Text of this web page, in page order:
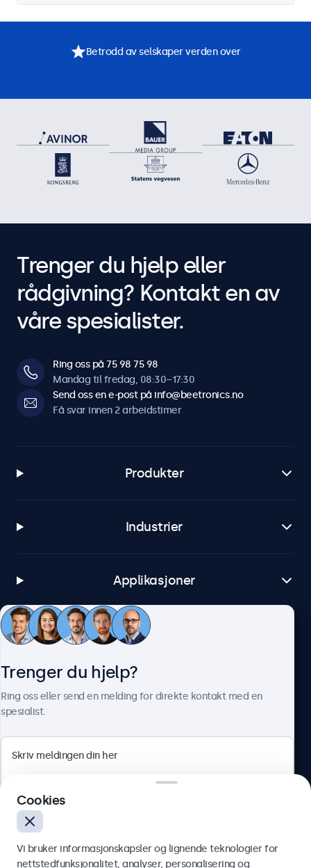
Betrodd av selskaper verden over
Trenger du hjelp eller
rådgivning? Kontakt en av
våre spesialister.
Ring oss på 75 98 75 98
Mandag til fredag, 08:30–17:30
Send oss en e-post på info@beetronics.no
Få svar innen 2 arbeidstimer
Produkter
Industrier
Applikasjoner
Kundeservice
Norsk
Trenger du hjelp?
Ring oss eller send en melding for direkte kontakt med en
spesialist.
Cookies
Vi bruker informasjonskapsler og lignende teknologier for
nettstedfunksjonalitet, analyser, personalisering og